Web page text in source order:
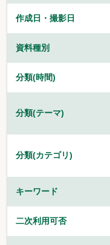
作成日・撮影日
資料種別
分類(時間)
分類(テーマ)
分類(カテゴリ)
キーワード
二次利用可否